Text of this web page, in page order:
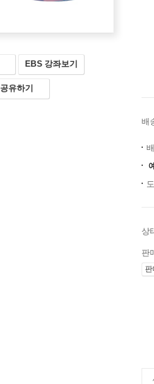
EBS 강좌보기
공유하기
배
상
판
판